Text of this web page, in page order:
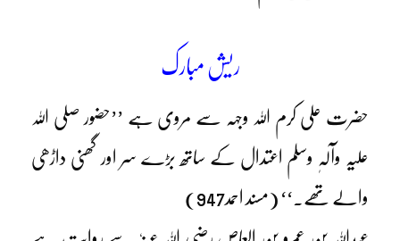
ریش مبارک
حضرت علی کرم اللہ وجہہ سے مروی ہے ’’حضور صلی اللہ
علیہ وآلہٖ وسلم اعتدال کے ساتھ بڑے سر اور گھنی داڑھی
والے تھے۔‘‘ (مسند احمد947)